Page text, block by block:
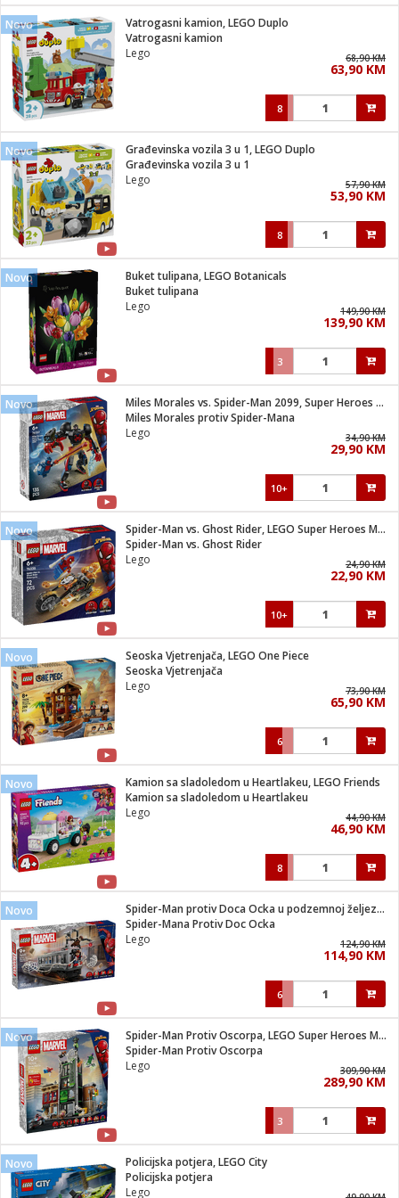
metar
aparati
mesa
kafu
ostalo
pribor
pribor
Vitrine
Sušilica
/ Zdravlje
za kosu
brijanje
program
pribor
materijal
i kutije
i oprema
gorivo
100
brave
Novo
Vatrogasni kamion, LEGO Duplo
Vatrogasni kamion
Lego
68,90 KM
63,90 KM
8
Novo
Građevinska vozila 3 u 1, LEGO Duplo
Građevinska vozila 3 u 1
Lego
57,90 KM
53,90 KM
8
Novo
Buket tulipana, LEGO Botanicals
Buket tulipana
Lego
149,90 KM
139,90 KM
3
Novo
Miles Morales vs. Spider-Man 2099, Super Heroes Marvel
Miles Morales protiv Spider-Mana
Lego
34,90 KM
29,90 KM
10+
Novo
Spider-Man vs. Ghost Rider, LEGO Super Heroes Marvel
Spider-Man vs. Ghost Rider
Lego
24,90 KM
22,90 KM
10+
Novo
Seoska Vjetrenjača, LEGO One Piece
Seoska Vjetrenjača
Lego
73,90 KM
65,90 KM
6
Novo
Kamion sa sladoledom u Heartlakeu, LEGO Friends
Kamion sa sladoledom u Heartlakeu
Lego
44,90 KM
46,90 KM
8
Novo
Spider-Man protiv Doca Ocka u podzemnoj željeznici
Spider-Mana Protiv Doc Ocka
Lego
124,90 KM
114,90 KM
6
Novo
Spider-Man Protiv Oscorpa, LEGO Super Heroes Marvel
Spider-Man Protiv Oscorpa
Lego
309,90 KM
289,90 KM
3
Novo
Policijska potjera, LEGO City
Policijska potjera
Lego